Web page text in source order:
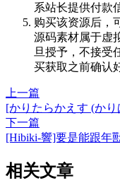
系站长提供付款
购买该资源后，
源码素材属于虚
旦授予，不接受
买获取之前确认
上一篇
[かりたらかえす (かり
下一篇
[Hibiki-響]要是能跟年
相关文章